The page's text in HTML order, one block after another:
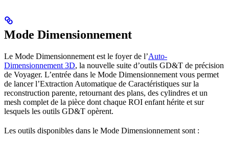
Mode Dimensionnement
Le Mode Dimensionnement est le foyer de l’Auto-
Dimensionnement 3D, la nouvelle suite d’outils GD&T de précision
de Voyager. L’entrée dans le Mode Dimensionnement vous permet
de lancer l’Extraction Automatique de Caractéristiques sur la
reconstruction parente, retournant des plans, des cylindres et un
mesh complet de la pièce dont chaque ROI enfant hérite et sur
lesquels les outils GD&T opèrent.
Les outils disponibles dans le Mode Dimensionnement sont :